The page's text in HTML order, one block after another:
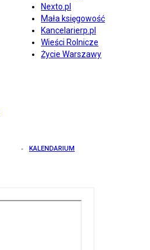
Nexto.pl
Mała księgowość
Kancelarierp.pl
Wieści Rolnicze
Życie Warszawy
KALENDARIUM